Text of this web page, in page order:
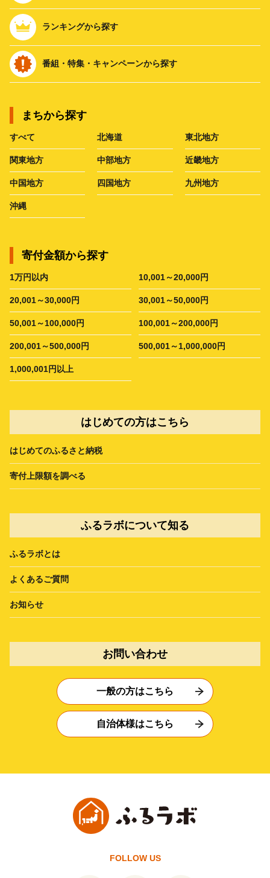
ランキングから探す
番組・特集・キャンペーンから探す
まちから探す
すべて 北海道 東北地方
関東地方 中部地方 近畿地方
中国地方 四国地方 九州地方
沖縄
寄付金額から探す
1万円以内 10,001～20,000円
20,001～30,000円 30,001～50,000円
50,001～100,000円 100,001～200,000円
200,001～500,000円 500,001～1,000,000円
1,000,001円以上
はじめての方はこちら
はじめてのふるさと納税
寄付上限額を調べる
ふるラボについて知る
ふるラボとは
よくあるご質問
お知らせ
お問い合わせ
一般の方はこちら
自治体様はこちら
FOLLOW US